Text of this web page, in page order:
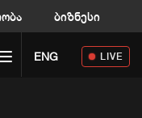
ბიზნესი
Toggle navigation
ENG LIVE